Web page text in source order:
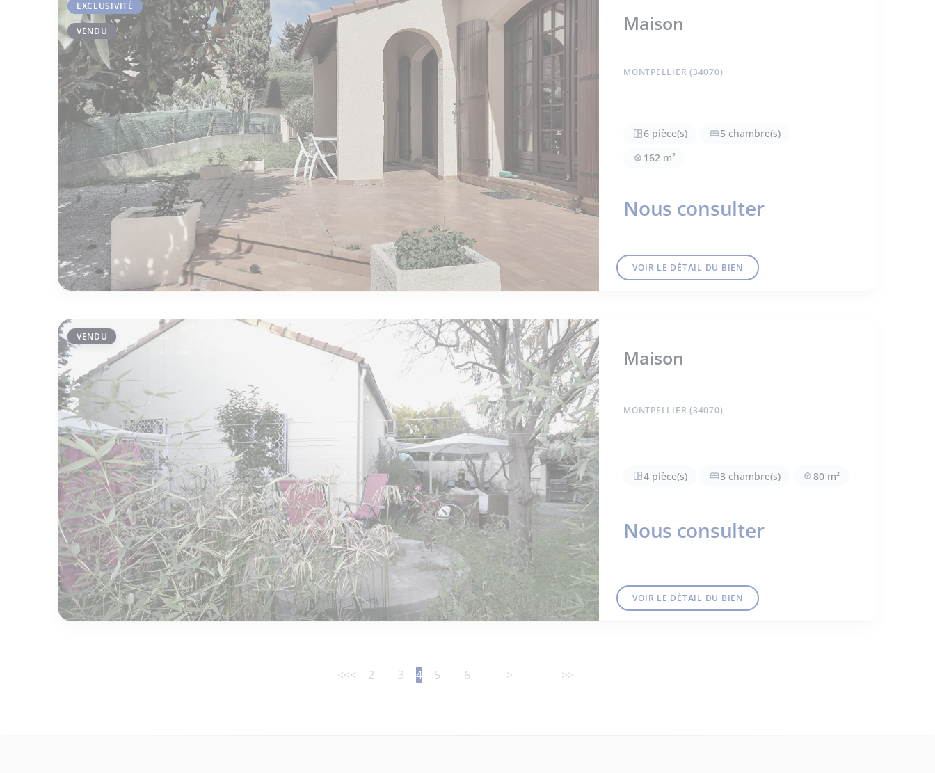
EXCLUSIVITÉ
VENDU Maison
MONTPELLIER (34070)
6 pièce(s)
5 chambre(s)
162 m²
Nous consulter
VOIR LE DÉTAIL DU BIEN
VENDU
Maison
MONTPELLIER (34070)
4 pièce(s) 3 chambre(s) 80 m²
Nous consulter
VOIR LE DÉTAIL DU BIEN
<<< 2 3 4 5 6 > >>